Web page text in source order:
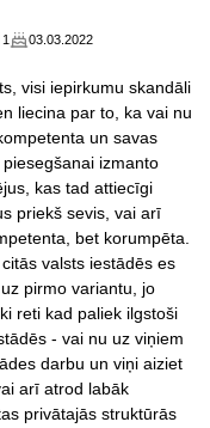
1 03.03.2022
visi iepirkumu skandāli
liecina par to, ka vai nu
un savas
izmanto
kas tad attiecīgi
priekš sevis, vai arī
bet korumpēta.
valsts iestādēs es
pirmo variantu, jo
reti kad paliek ilgstoši
- vai nu uz viņiem
darbu un viņi aiziet
arī atrod labāk
privātajās struktūrās